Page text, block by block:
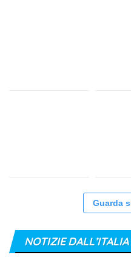
Guarda
NOTIZIE DALL’ITALIA